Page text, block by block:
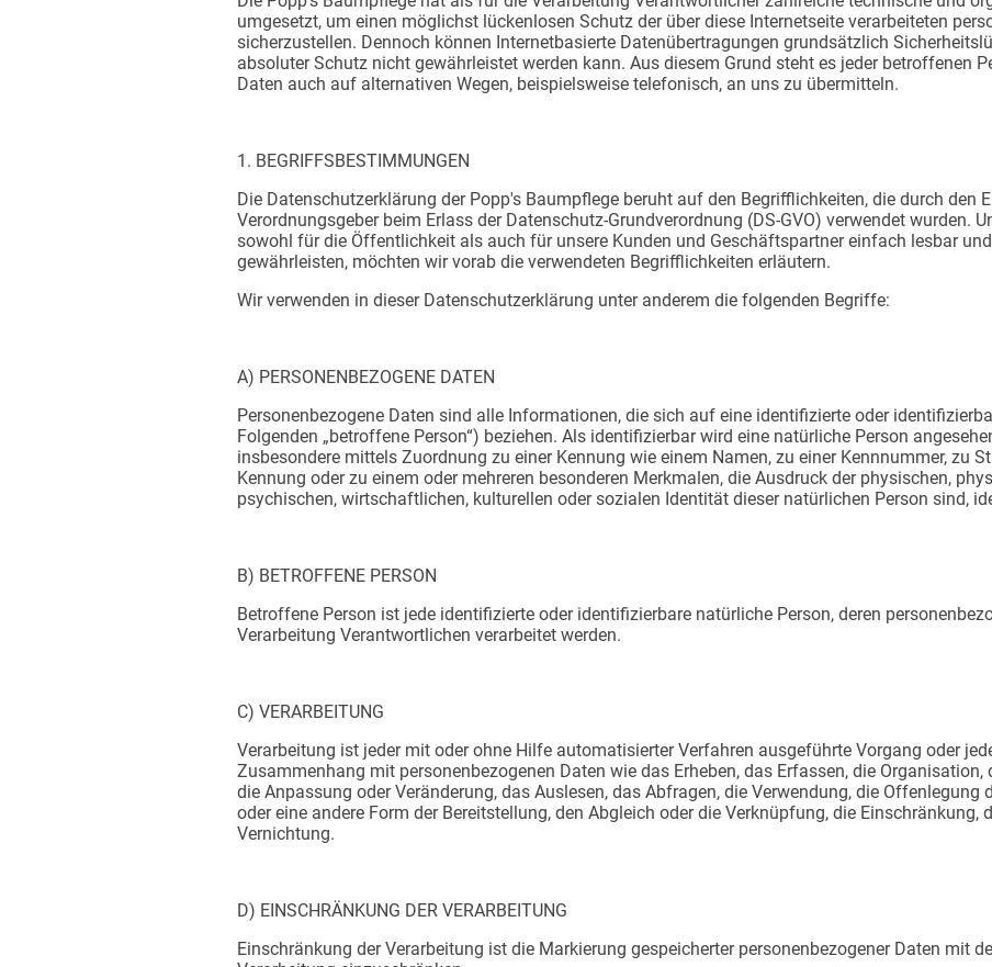
umgesetzt, um einen möglichst lückenlosen Schutz der über diese Internetseite verarbeiteten
sicherzustellen. Dennoch können Internetbasierte Datenübertragungen grundsätzlich
absoluter Schutz nicht gewährleistet werden kann. Aus diesem Grund steht es jeder betroffenen
Daten auch auf alternativen Wegen, beispielsweise telefonisch, an uns zu übermitteln.
1. BEGRIFFSBESTIMMUNGEN
​Die Datenschutzerklärung der Popp's Baumpflege beruht auf den Begrifflichkeiten, die durch den
Verordnungsgeber beim Erlass der Datenschutz-Grundverordnung (DS-GVO) verwendet wurden.
sowohl für die Öffentlichkeit als auch für unsere Kunden und Geschäftspartner einfach lesbar
gewährleisten, möchten wir vorab die verwendeten Begrifflichkeiten erläutern.
Wir verwenden in dieser Datenschutzerklärung unter anderem die folgenden Begriffe:
A) PERSONENBEZOGENE DATEN
​Personenbezogene Daten sind alle Informationen, die sich auf eine identifizierte oder
Folgenden „betroffene Person“) beziehen. Als identifizierbar wird eine natürliche Person
insbesondere mittels Zuordnung zu einer Kennung wie einem Namen, zu einer Kennnummer, zu
Kennung oder zu einem oder mehreren besonderen Merkmalen, die Ausdruck der physischen,
psychischen, wirtschaftlichen, kulturellen oder sozialen Identität dieser natürlichen Person sind,
B) BETROFFENE PERSON
​Betroffene Person ist jede identifizierte oder identifizierbare natürliche Person, deren
Verarbeitung Verantwortlichen verarbeitet werden.
C) VERARBEITUNG
Verarbeitung ist jeder mit oder ohne Hilfe automatisierter Verfahren ausgeführte Vorgang oder
Zusammenhang mit personenbezogenen Daten wie das Erheben, das Erfassen, die Organisation,
die Anpassung oder Veränderung, das Auslesen, das Abfragen, die Verwendung, die Offenlegung
oder eine andere Form der Bereitstellung, den Abgleich oder die Verknüpfung, die Einschränkung,
Vernichtung.
D) EINSCHRÄNKUNG DER VERARBEITUNG
Einschränkung der Verarbeitung ist die Markierung gespeicherter personenbezogener Daten mit